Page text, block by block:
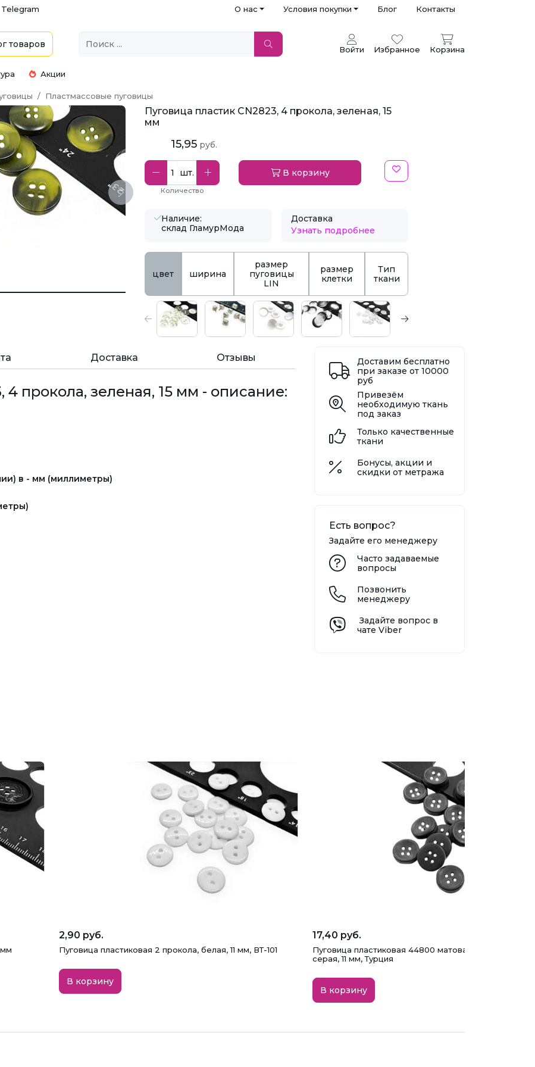
Telegram О нас Условия покупки Блог Контакты
товаров Войти Избранное Корзина
Акции
Пластмассовые пуговицы
Next
Пуговица пластик CN2823, 4 прокола, зеленая, 15
мм
15,95 руб.
шт.
Количество
В корзину
Наличие:
склад ГламурМода
Доставка
Узнать подробнее
цвет ширина
размер
пуговицы
LIN
размер
клетки
Тип
ткани
Доставка Отзывы
4 прокола, зеленая, 15 мм - описание:
в - мм (миллиметры)
Доставим бесплатно
при заказе от 10000
руб
Привезём
необходимую ткань
под заказ
Только качественные
ткани
Бонусы, акции и
скидки от метража
Есть вопрос?
Задайте его менеджеру
Часто задаваемые
вопросы
Позвонить
менеджеру
Задайте вопрос в
чате Viber
мм
2,90 руб.
Пуговица пластиковая 2 прокола, белая, 11 мм, ВТ-101
В корзину
17,40 руб.
Пуговица пластиковая 44800 матовая, 4 прокола,
серая, 11 мм, Турция
В корзину